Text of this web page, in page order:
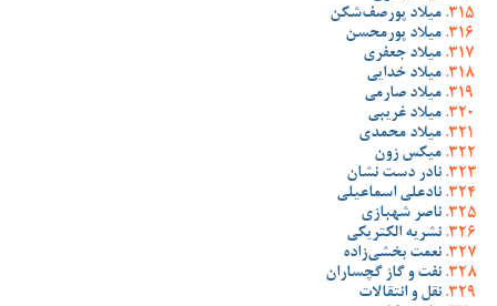
میلاد پورصف‌شکن
میلاد پورمحسن
میلاد جعفری
میلاد خدایی
میلاد صارمی
میلاد غریبی
میلاد محمدی
میکس زون
نادر دست نشان
نادعلی اسماعیلی
ناصر شهبازی
نشریه الکتریکی
نعمت بخشی‌زاده
نفت و گاز گچساران
نقل و انتقالات